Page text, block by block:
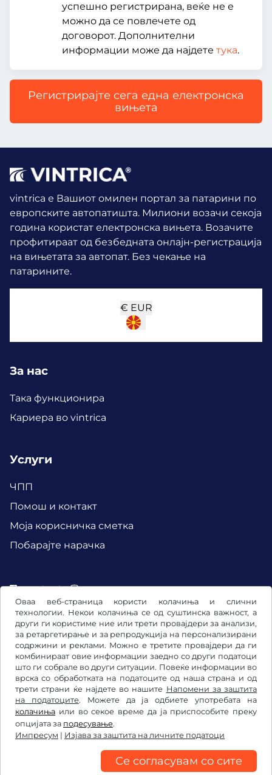
Оваа веб-страница користи колачиња и слични
технологии. Некои колачиња се од суштинска важност, а
други ги користиме ние или трети провајдери за анализи,
за ретаргетирање и за репродукција на персонализирани
содржини и реклами. Можно е третите провајдери да ги
комбинираат овие информации заедно со други податоци
што ги собрале во други ситуации. Повеќе информации во
врска со обработката на податоците од наша страна и од
трети страни ќе најдете во нашите Напомени за заштита
на податоците. Можете да ја одбиете употребата на
колачиња или во секое време да ја приспособите преку
опцијата за подесување.
Импресум | Изјава за заштита на личните податоци
Се согласувам со сите
успешно регистрирана, веќе не е
можно да се повлечете од
договорот. Дополнителни
информации може да најдете тука.
Регистрирајте сега една електронска
вињета
vintrica е Вашиот омилен портал за патарини по
европските автопатишта. Милиони возачи секоја
година користат електронска вињета. Возачите
профитираат од безбедната онлајн-регистрација
на вињетата за автопат. Без чекање на
патарините.
€ EUR
За нас
Така функционира
Кариера во vintrica
Услуги
ЧПП
Помош и контакт
Mоја корисничка сметка
Побарајте нарачка
Facebook Instagram
Општи услови и правила / Право на откажување
Изјава за заштита на личните податоци
Подесување на колачињата
Импресум